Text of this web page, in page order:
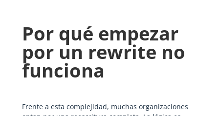
Por qué empezar
por un rewrite no
funciona
Frente a esta complejidad, muchas organizaciones